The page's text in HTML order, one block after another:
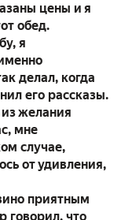
цены и я
обед.
я
делал, когда
его рассказы.
желания
мне
случае,
от удивления,
приятным
говорил, что